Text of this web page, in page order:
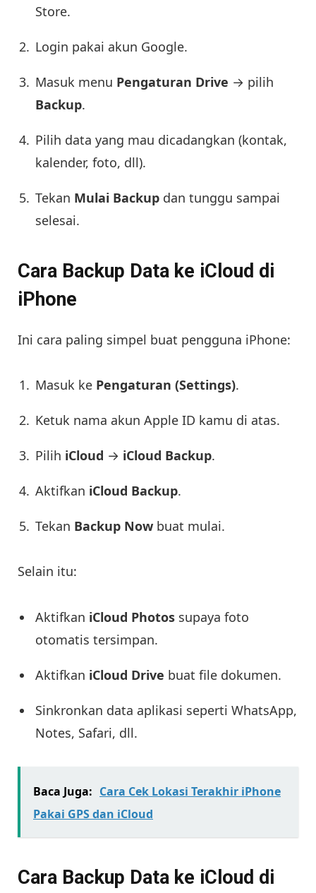
Store.
Login pakai akun Google.
Masuk menu Pengaturan Drive → pilih
Backup.
Pilih data yang mau dicadangkan (kontak,
kalender, foto, dll).
Tekan Mulai Backup dan tunggu sampai
selesai.
Cara Backup Data ke iCloud di
iPhone
Ini cara paling simpel buat pengguna iPhone:
Masuk ke Pengaturan (Settings).
Ketuk nama akun Apple ID kamu di atas.
Pilih iCloud → iCloud Backup.
Aktifkan iCloud Backup.
Tekan Backup Now buat mulai.
Selain itu:
Aktifkan iCloud Photos supaya foto
otomatis tersimpan.
Aktifkan iCloud Drive buat file dokumen.
Sinkronkan data aplikasi seperti WhatsApp,
Notes, Safari, dll.
Baca Juga: Cara Cek Lokasi Terakhir iPhone
Pakai GPS dan iCloud
Cara Backup Data ke iCloud di